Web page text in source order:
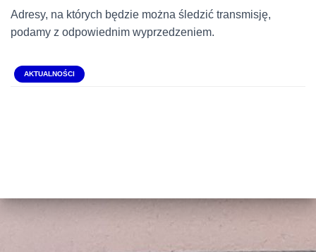
Adresy, na których będzie można śledzić transmisję,
podamy z odpowiednim wyprzedzeniem.
AKTUALNOŚCI